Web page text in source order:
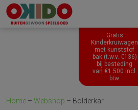
Gratis
Kinderkruiwagen
met kunststof
bak (t.w.v. €136)
bij besteding
van €1.500 incl.
btw.
Home – Webshop – Bolderkar